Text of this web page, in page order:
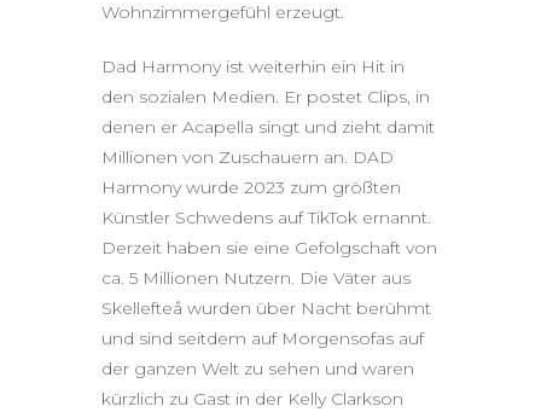
Wohnzimmergefühl erzeugt.
Dad Harmony ist weiterhin ein Hit in
den sozialen Medien. Er postet Clips, in
denen er Acapella singt und zieht damit
Millionen von Zuschauern an. DAD
Harmony wurde 2023 zum größten
Künstler Schwedens auf TikTok ernannt.
Derzeit haben sie eine Gefolgschaft von
ca. 5 Millionen Nutzern. Die Väter aus
Skellefteå wurden über Nacht berühmt
und sind seitdem auf Morgensofas auf
der ganzen Welt zu sehen und waren
kürzlich zu Gast in der Kelly Clarkson